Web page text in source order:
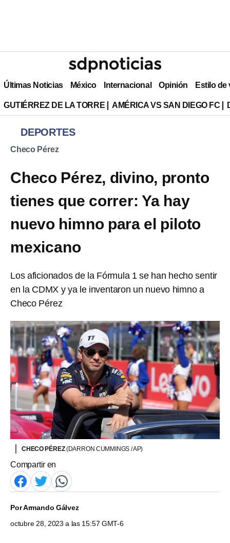
Últimas Noticias México Internacional Opinión Estilo de
GUTIÉRREZ DE LA TORRE AMÉRICA VS SAN DIEGO FC
DEPORTES
Checo Pérez
Checo Pérez, divino, pronto
tienes que correr: Ya hay
nuevo himno para el piloto
mexicano
Los aficionados de la Fórmula 1 se han hecho sentir
en la CDMX y ya le inventaron un nuevo himno a
Checo Pérez
CHECO PÉREZ(DARRON CUMMINGS / AP)
Compartir en
PorArmando Gálvez
octubre 28, 2023 a las 15:57 GMT-6